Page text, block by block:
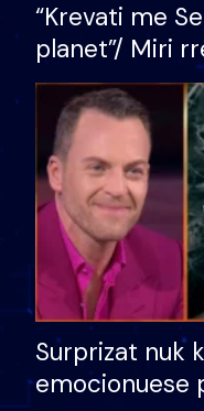
“Krevati me
planet”/ Miri
bukura në
mungojë zilja
Surprizat nuk
emocionuese